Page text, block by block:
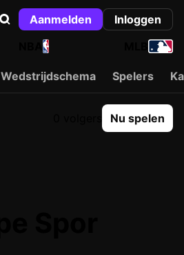
Aanmelden
Inloggen
NBA
Wedstrijdschema Spelers
Nu spelen